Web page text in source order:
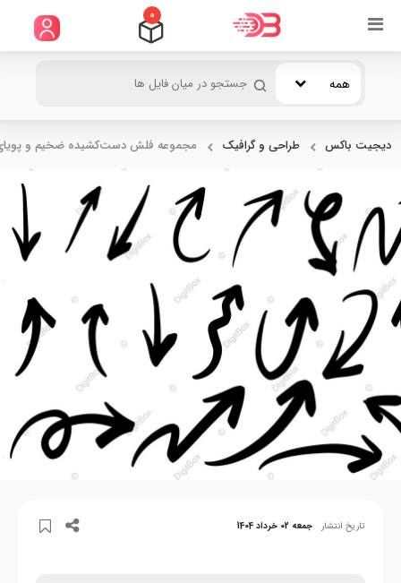
0
همه
دیجیت باکس طراحی و گرافیک مجموعه فلش دست‌کشیده ضخیم و
تاریخ انتشار جمعه 02 خرداد 1404